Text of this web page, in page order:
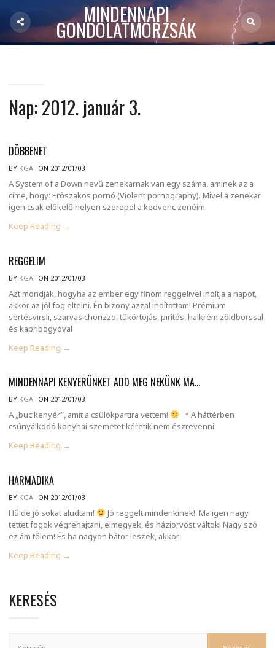
MINDENNAPI
GONDOLATMORZSÁK
Nap:2012. január 3.
DÖBBENET
BY KGA ON 2012/01/03
A System of a Down nevű zenekarnak van egy száma, aminek az a
címe, hogy: Erőszakos pornó (Violent pornography). Mivel a zenekar
igen csak előkelő helyen szerepel a kedvenc zenéim.
Keep Reading →
REGGELIM
BY KGA ON 2012/01/03
Azt mondják, hogyha az ember egy finom reggelivel indítja a napot,
akkor az jól fog eltelni. Én bizony azzal indítottam! Prémium
sertésvirsli, szarvas chorizzo, tükörtojás, pirítós, halkrém zöldborssal
és kapribogyóval
Keep Reading →
MINDENNAPI KENYERÜNKET ADD MEG NEKÜNK MA…
BY KGA ON 2012/01/03
A „bucikenyér”, amit a csülökpartira vettem!
* A háttérben
csúnyálkodó konyhai szemetet kéretik nem észrevenni!
Keep Reading →
HARMADIKA
BY KGA ON 2012/01/03
Hű de jó sokat aludtam!
Jó reggelt mindenkinek! Ma igen nagy
tettet fogok végrehajtani, elmegyek, és háziorvost váltok! Nagy szó
ez ám tőlem! És ha nagyon bátor leszek, akkor.
Keep Reading →
KERESÉS